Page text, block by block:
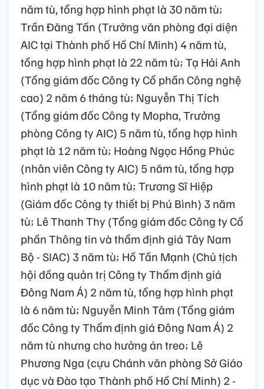
năm tù, tổng hợp hình phạt là 30 năm tù;
Trần Đăng Tấn (Trưởng văn phòng đại diện
AIC tại Thành phố Hồ Chí Minh) 4 năm tù,
tổng hợp hình phạt là 22 năm tù; Tạ Hải Anh
(Tổng giám đốc Công ty Cổ phần Công nghệ
cao) 2 năm 6 tháng tù; Nguyễn Thị Tích
(Tổng giám đốc Công ty Mopha, Trưởng
phòng Công ty AIC) 5 năm tù, tổng hợp hình
phạt là 12 năm tù; Hoàng Ngọc Hồng Phúc
(nhân viên Công ty AIC) 5 năm tù, tổng hợp
hình phạt là 10 năm tù; Trương Sĩ Hiệp
(Giám đốc Công ty thiết bị Phú Bình) 3 năm
tù; Lê Thanh Thy (Tổng giám đốc Công ty Cổ
phần Thông tin và thẩm định giá Tây Nam
Bộ - SIAC) 3 năm tù; Hồ Tấn Mạnh (Chủ tịch
hội đồng quản trị Công ty Thẩm định giá
Đông Nam Á) 2 năm tù, tổng hợp hình phạt
là 6 năm tù; Nguyễn Minh Tâm (Tổng giám
đốc Công ty Thẩm định giá Đông Nam Á) 2
năm tù nhưng cho hưởng án treo; Lê
Phương Nga (cựu Chánh văn phòng Sở Giáo
dục và Đào tạo Thành phố Hồ Chí Minh) 2 -